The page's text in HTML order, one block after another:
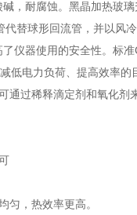
耐腐蚀。黑晶加热玻璃
替球形回流管，并以风
仪器使用的安全性。标
低电力负荷、提高效率的
过稀释滴定剂和氧化剂
，热效率更高。